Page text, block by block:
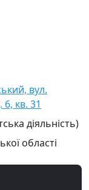
вул.
6, кв. 31
діяльність)
області